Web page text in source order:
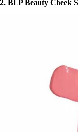
2. BLP Beauty Cheek